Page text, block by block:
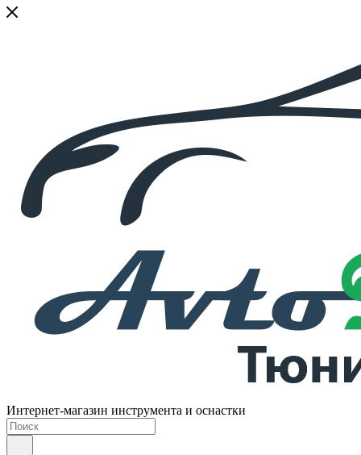
Интернет-магазин инструмента и оснастки